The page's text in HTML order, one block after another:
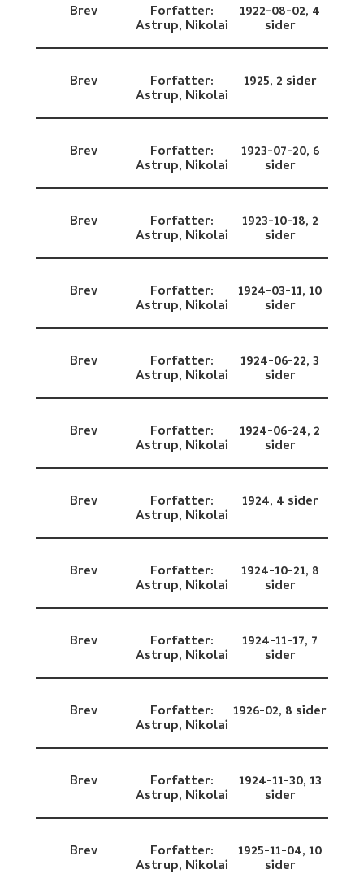
Brev Forfatter:
Astrup, Nikolai
1922-08-02, 4
sider
Brev Forfatter:
Astrup, Nikolai
1925, 2 sider
Brev Forfatter:
Astrup, Nikolai
1923-07-20, 6
sider
Brev Forfatter:
Astrup, Nikolai
1923-10-18, 2
sider
Brev Forfatter:
Astrup, Nikolai
1924-03-11,10
sider
Brev Forfatter:
Astrup, Nikolai
1924-06-22,3
sider
Brev Forfatter:
Astrup, Nikolai
1924-06-24, 2
sider
Brev Forfatter:
Astrup, Nikolai
1924, 4 sider
Brev Forfatter:
Astrup, Nikolai
1924-10-21, 8
sider
Brev Forfatter:
Astrup, Nikolai
1924-11-17, 7
sider
Brev Forfatter:
Astrup, Nikolai
1926-02, 8 sider
Brev Forfatter:
Astrup, Nikolai
1924-11-30,13
sider
Brev Forfatter:
Astrup, Nikolai
1925-11-04,10
sider